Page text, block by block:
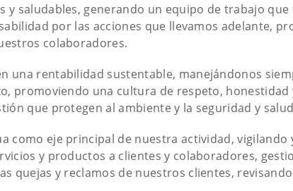
y saludables, generando un equipo de trabajo
por las acciones que llevamos adelante,
colaboradores.
una rentabilidad sustentable, manejándonos
promoviendo una cultura de respeto,
que protegen al ambiente y la seguridad y
como eje principal de nuestra actividad,
y productos a clientes y colaboradores,
quejas y reclamos de nuestros clientes,